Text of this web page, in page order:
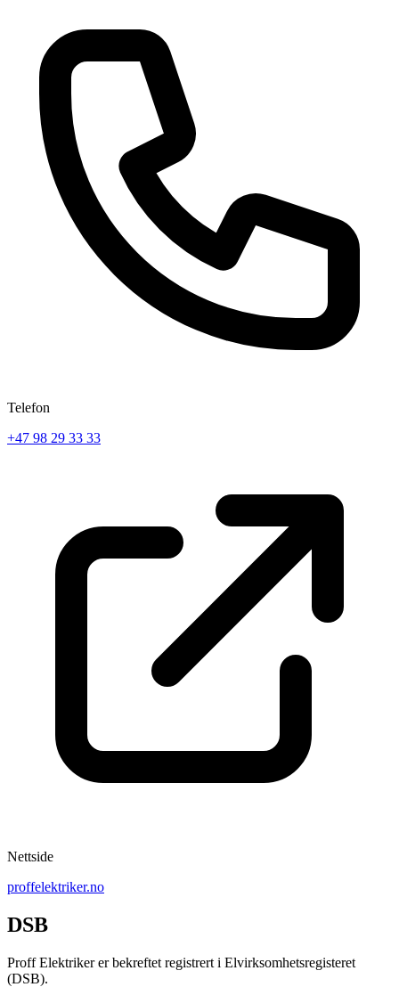
Telefon
+47 98 29 33 33
Nettside
proffelektriker.no
DSB
Proff Elektriker er bekreftet registrert i Elvirksomhetsregisteret
(DSB).